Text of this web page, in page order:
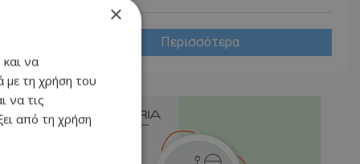
Περισσότερα
×
και να
με τη χρήση του
να τις
από τη χρήση